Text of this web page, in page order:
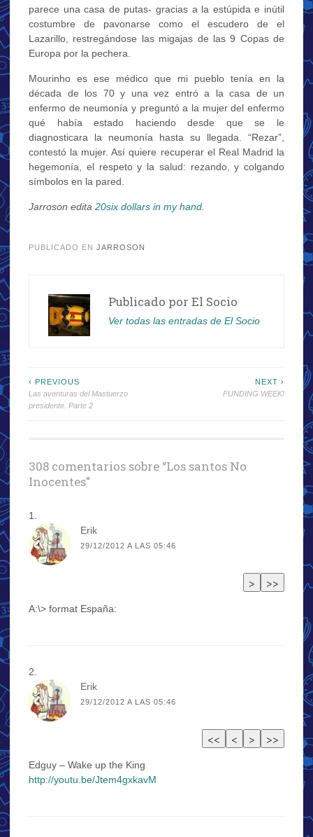
parece una casa de putas- gracias a la estúpida e inútil
costumbre de pavonarse como el escudero de el
Lazarillo, restregándose las migajas de las 9 Copas de
Europa por la pechera.
Mourinho es ese médico que mi pueblo tenía en la
década de los 70 y una vez entró a la casa de un
enfermo de neumonía y preguntó a la mujer del enfermo
qué había estado haciendo desde que se le
diagnosticara la neumonía hasta su llegada. “Rezar”,
contestó la mujer. Así quiere recuperar el Real Madrid la
hegemonía, el respeto y la salud: rezando, y colgando
símbolos en la pared.
Jarroson edita 20six dollars in my hand
PUBLICADO EN JARROSON
Publicado por El Socio
Ver todas las entradas de El Socio
Navegación
de
‹ PREVIOUS
Las aventuras del Mastuerzo
presidente. Parte 2
NEXT ›
FUNDING WEEK!
308 comentarios sobre “Los santos No
Inocentes”
Erik
29/12/2012 A LAS 05:46
A:\> format España:
Erik
29/12/2012 A LAS 05:46
Edguy – Wake up the King
http://youtu.be/Jtem4gxkavM